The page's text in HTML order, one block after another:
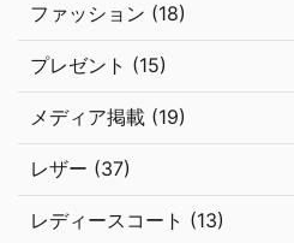
ファッション (18)
プレゼント (15)
メディア掲載 (19)
レザー (37)
レディースコート (13)